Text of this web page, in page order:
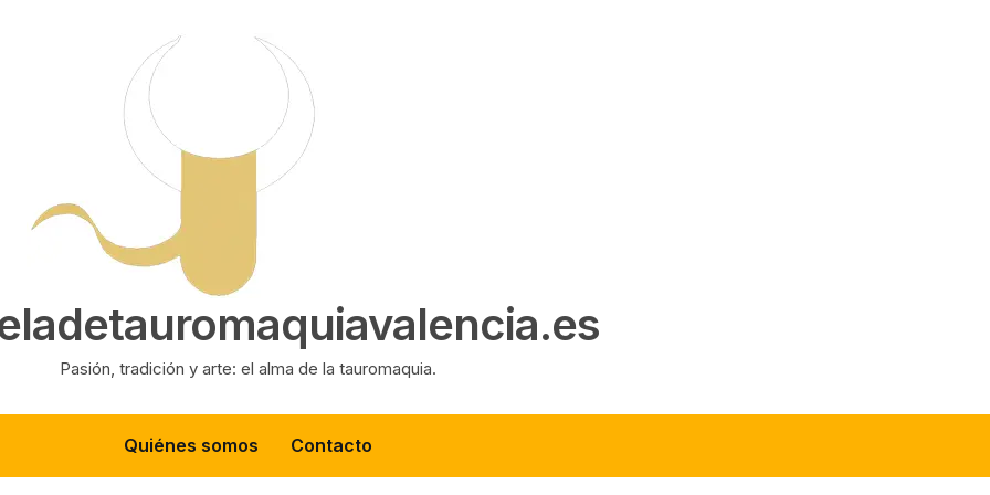
Pasión, tradición y arte: el alma de la tauromaquia.
Quiénes somos Contacto